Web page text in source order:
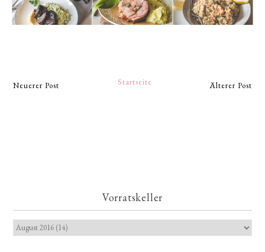
Neuerer Post Älterer Post
Startseite
Vorratskeller